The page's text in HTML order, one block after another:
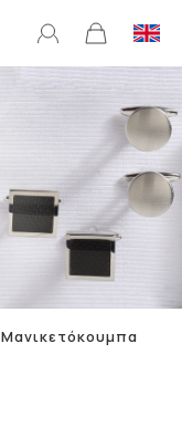
Μανικετόκουμπα